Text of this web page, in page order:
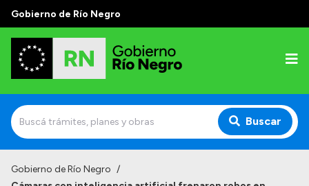
Gobierno de Río Negro
Buscar
Gobierno de Río Negro /